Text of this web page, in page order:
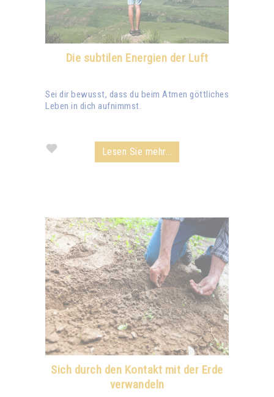
Die subtilen Energien der Luft
Sei dir bewusst, dass du beim Atmen göttliches
Leben in dich aufnimmst.
Lesen Sie mehr...
Sich durch den Kontakt mit der Erde
verwandeln